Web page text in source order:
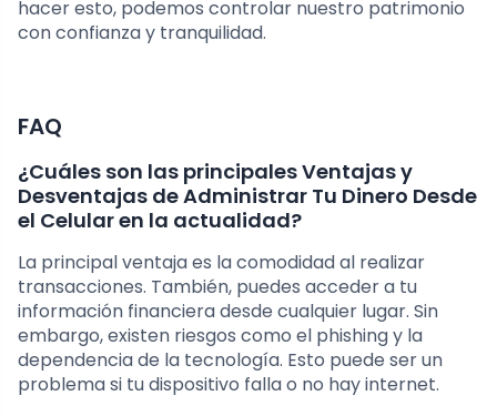
hacer esto, podemos controlar nuestro patrimonio
con confianza y tranquilidad.
FAQ
¿Cuáles son las principales Ventajas y
Desventajas de Administrar Tu Dinero Desde
el Celular en la actualidad?
La principal ventaja es la comodidad al realizar
transacciones. También, puedes acceder a tu
información financiera desde cualquier lugar. Sin
embargo, existen riesgos como el phishing y la
dependencia de la tecnología. Esto puede ser un
problema si tu dispositivo falla o no hay internet.